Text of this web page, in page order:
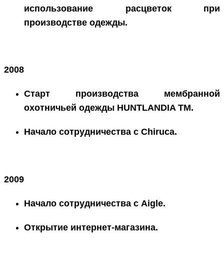
использование расцветок при
производстве одежды.
2008
Старт производства мембранной
охотничьей одежды HUNTLANDIA ТМ.
Начало сотрудничества с Chiruca.
2009
Начало сотрудничества с Aigle.
Открытие интернет-магазина.